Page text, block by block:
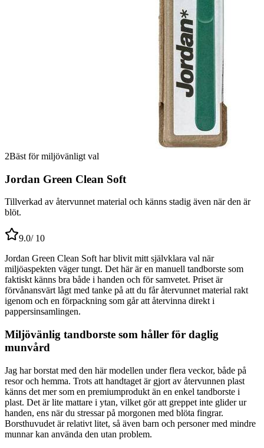
2Bäst för miljövänligt val
Jordan Green Clean Soft
Tillverkad av återvunnet material och känns stadig även när den är
blöt.
9.0/ 10
Jordan Green Clean Soft har blivit mitt självklara val när
miljöaspekten väger tungt. Det här är en manuell tandborste som
faktiskt känns bra både i handen och för samvetet. Priset är
förvånansvärt lågt med tanke på att du får återvunnet material rakt
igenom och en förpackning som går att återvinna direkt i
pappersinsamlingen.
Miljövänlig tandborste som håller för daglig
munvård
Jag har borstat med den här modellen under flera veckor, både på
resor och hemma. Trots att handtaget är gjort av återvunnen plast
känns det mer som en premiumprodukt än en enkel tandborste i
plast. Det är lite mattare i ytan, vilket gör att greppet inte glider ur
handen, ens när du stressar på morgonen med blöta fingrar.
Borsthuvudet är relativt litet, så även barn och personer med mindre
munnar kan använda den utan problem.